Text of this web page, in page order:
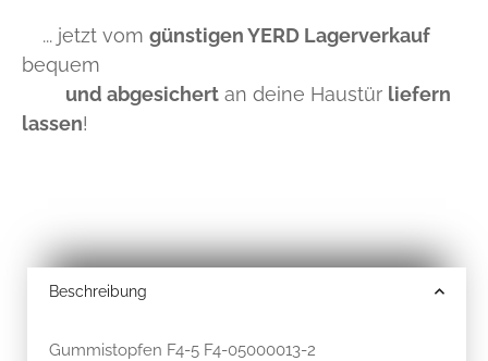
... jetzt vom günstigen YERD Lagerverkauf
bequem
und abgesichert an deine Haustür liefern
lassen!
Beschreibung
Gummistopfen F4-5 F4-05000013-2